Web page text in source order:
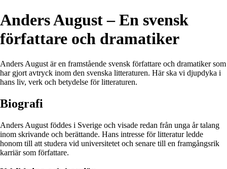
Anders August – En svensk
författare och dramatiker
Anders August är en framstående svensk författare och dramatiker som
har gjort avtryck inom den svenska litteraturen. Här ska vi djupdyka i
hans liv, verk och betydelse för litteraturen.
Biografi
Anders August föddes i Sverige och visade redan från unga år talang
inom skrivande och berättande. Hans intresse för litteratur ledde
honom till att studera vid universitetet och senare till en framgångsrik
karriär som författare.